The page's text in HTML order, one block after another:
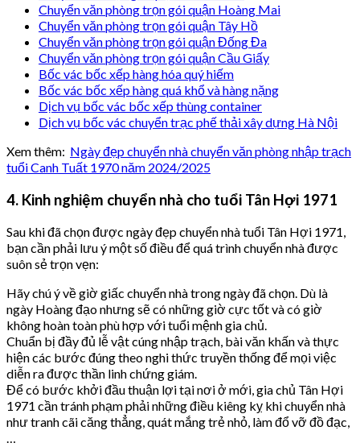
Chuyển văn phòng trọn gói quận Hoàng Mai
Chuyển văn phòng trọn gói quận Tây Hồ
Chuyển văn phòng trọn gói quận Đống Đa
Chuyển văn phòng trọn gói quận Cầu Giấy
Bốc vác bốc xếp hàng hóa quý hiếm
Bốc vác bốc xếp hàng quá khổ và hàng nặng
Dịch vụ bốc vác bốc xếp thùng container
Dịch vụ bốc vác chuyển trạc phế thải xây dựng Hà Nội
Xem thêm: Ngày đẹp chuyển nhà chuyển văn phòng nhập trạch
tuổi Canh Tuất 1970 năm 2024/2025
4. Kinh nghiệm chuyển nhà cho tuổi Tân Hợi 1971
Sau khi đã chọn được ngày đẹp chuyển nhà tuổi Tân Hợi 1971,
bạn cần phải lưu ý một số điều để quá trình chuyển nhà được
suôn sẻ trọn vẹn:
Hãy chú ý về giờ giấc chuyển nhà trong ngày đã chọn. Dù là
ngày Hoàng đạo nhưng sẽ có những giờ cực tốt và có giờ
không hoàn toàn phù hợp với tuổi mệnh gia chủ.
Chuẩn bị đầy đủ lễ vật cúng nhập trạch, bài văn khấn và thực
hiện các bước đúng theo nghi thức truyền thống để mọi việc
diễn ra được thần linh chứng giám.
Để có bước khởi đầu thuận lợi tại nơi ở mới, gia chủ Tân Hợi
1971 cần tránh phạm phải những điều kiêng kỵ khi chuyển nhà
như tranh cãi căng thẳng, quát mắng trẻ nhỏ, làm đổ vỡ đồ đạc,
…